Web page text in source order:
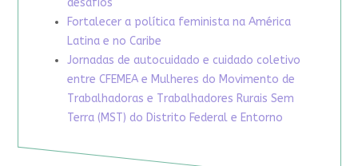
desafios
Fortalecer a política feminista na América
Latina e no Caribe
Jornadas de autocuidado e cuidado coletivo
entre CFEMEA e Mulheres do Movimento de
Trabalhadoras e Trabalhadores Rurais Sem
Terra (MST) do Distrito Federal e Entorno